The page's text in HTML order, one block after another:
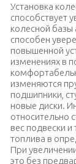
Установка
способствует
колесной
способен
повышенной
изменениях в
изменяются
подшипники,
новые диски.
относительно
вес подвески
топлива в
При
это без